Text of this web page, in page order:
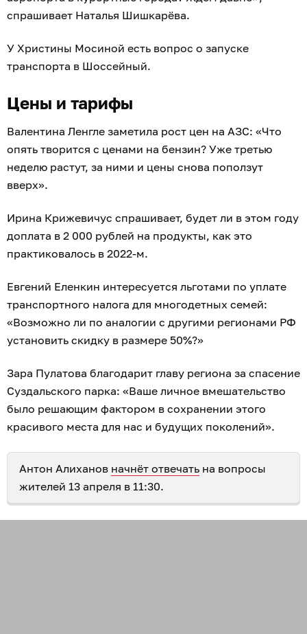
спрашивает Наталья Шишкарёва.
У Христины Мосиной есть вопрос о запуске
транспорта в Шоссейный.
Цены и тарифы
Валентина Ленгле заметила рост цен на АЗС: «Что
опять творится с ценами на бензин? Уже третью
неделю растут, за ними и цены снова поползут
вверх».
Ирина Крижевичус спрашивает, будет ли в этом году
доплата в 2 000 рублей на продукты, как это
практиковалось в 2022-м.
Евгений Еленкин интересуется льготами по уплате
транспортного налога для многодетных семей:
«Возможно ли по аналогии с другими регионами РФ
установить скидку в размере 50%?»
Зара Пулатова благодарит главу региона за спасение
Суздальского парка: «Ваше личное вмешательство
было решающим фактором в сохранении этого
красивого места для нас и будущих поколений».
Антон Алиханов начнёт отвечать на вопросы
жителей 13 апреля в 11:30.